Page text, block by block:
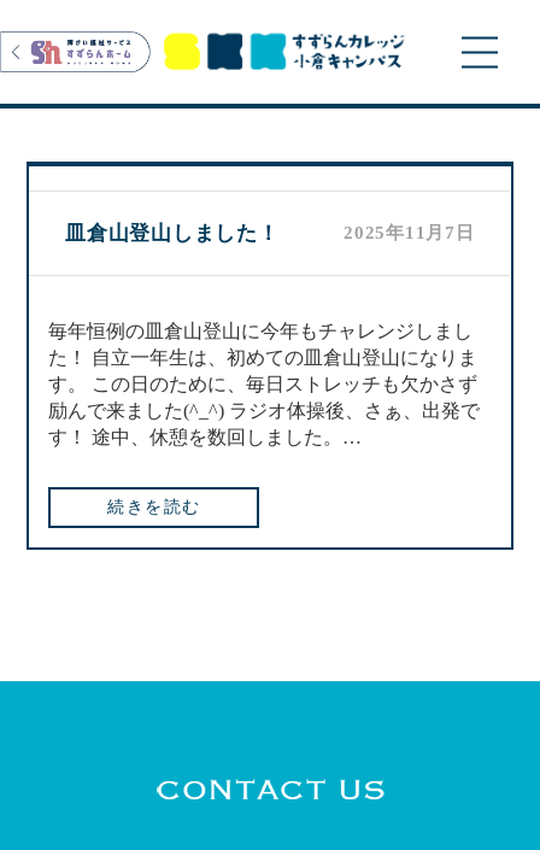
皿倉山登山しました！ 2025年11月7日
毎年恒例の皿倉山登山に今年もチャレンジしまし
た！ 自立一年生は、初めての皿倉山登山になりま
す。 この日のために、毎日ストレッチも欠かさず
励んで来ました(^_^) ラジオ体操後、さぁ、出発で
す！ 途中、休憩を数回しました。…
続きを読む